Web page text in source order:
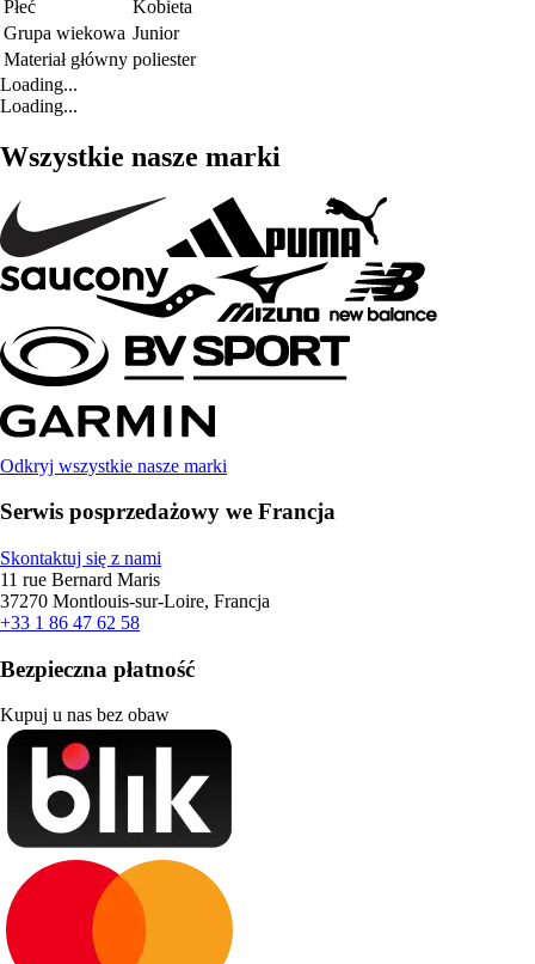
Płeć
Kobieta
Grupa wiekowa Junior
Materiał główny poliester
Loading...
Loading...
Wszystkie nasze marki
Odkryj wszystkie nasze marki
Serwis posprzedażowy we Francja
Skontaktuj się z nami
11 rue Bernard Maris
37270 Montlouis-sur-Loire, Francja
+33 1 86 47 62 58
Bezpieczna płatność
Kupuj u nas bez obaw